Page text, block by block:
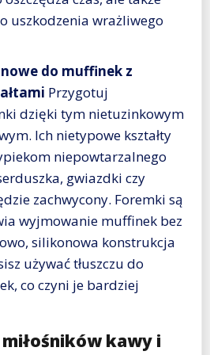
uszkodzenia wrażliwego
do muffinek z
Przygotuj
dzięki tym nietuzinkowym
Ich nietypowe kształty
niepowtarzalnego
gwiazdki czy
zachwycony. Foremki są
wyjmowanie muffinek bez
silikonowa konstrukcja
używać tłuszczu do
co czyni je bardziej
kawy i